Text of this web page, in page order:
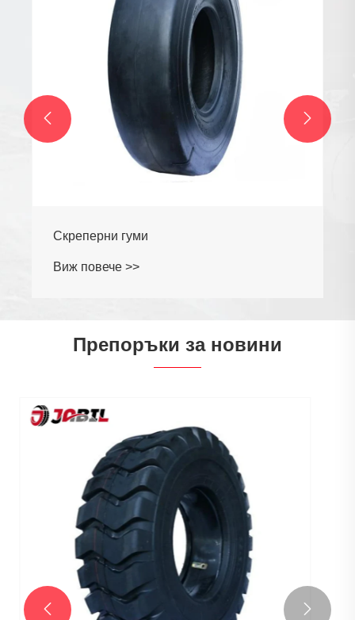
 
Препоръки за новини
Основните фактори, влияещи върху
експлоатационния живот на тракторните
Виж повече >>
 